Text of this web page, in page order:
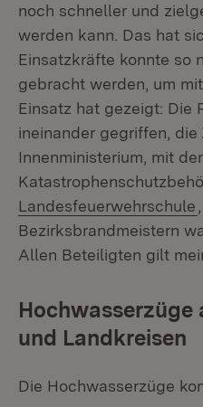
noch schneller und
werden kann. Das hat
Einsatzkräfte konnte so
gebracht werden, um
Einsatz hat gezeigt: Die
ineinander gegriffen, die
Innenministerium, mit
Landesfeuerwehrschule
Bezirksbrandmeistern
Allen Beteiligten gilt
Hochwasserzüge
und Landkreisen
Die Hochwasserzüge